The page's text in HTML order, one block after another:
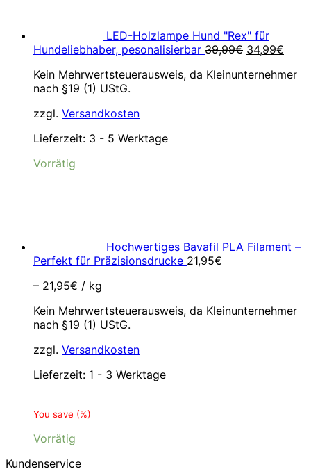
LED-Holzlampe Hund "Rex" für
Hundeliebhaber, pesonalisierbar 39,99€
war:
34,99€
ist:
Kein Mehrwertsteuerausweis, da Kleinunternehmer
nach §19 (1) UStG.
zzgl. Versandkosten
Lieferzeit: 3 - 5 Werktage
Vorrätig
Hochwertiges Bavafil PLA Filament –
Perfekt für Präzisionsdrucke 21,95€
– 21,95€ / kg
Kein Mehrwertsteuerausweis, da Kleinunternehmer
nach §19 (1) UStG.
zzgl. Versandkosten
Lieferzeit: 1 - 3 Werktage
You save (%)
Vorrätig
Kundenservice